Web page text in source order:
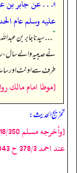
«. . . عن جابر بن
عليه وسلم عام
”. . . سیدنا جابر بن
نے حدیبیہ والے سال،
طرف سے اونٹ اور سات
[موطا امام مالك
تخریج الحدیث:
عند احمد 378/3 ح 15043]